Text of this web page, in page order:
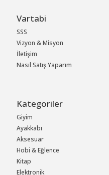
Vartabi
SSS
Vizyon & Misyon
İletişim
Nasıl Satış Yaparım
Kategoriler
Giyim
Ayakkabı
Aksesuar
Hobi & Eğlence
Kitap
Elektronik